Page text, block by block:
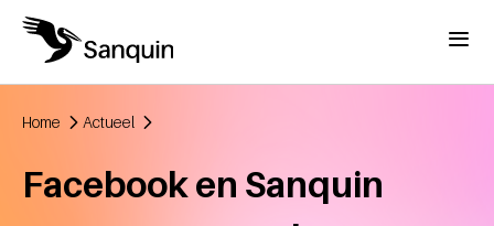
Overslaan en naar de inhoud gaan
Menu
Home Actueel
Facebook en Sanquin